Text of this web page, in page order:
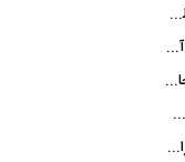
پایان تلخ جست‌وجو؛ پیکر ایلیا یاپیر، نابغه ۱۲ ساله لاهیجانی پیدا شد
تصادف مرگبار موتورسیکلت با نیسان در لوندویل آستارا/ انتقال مصدوم با اورژانس هوایی به رشت
ظرفیت ۵۰۰ هزار مرزنشین گیلان برای توسعه تجارت فعال می‌شود
یکی از شهدای حادثه تروریستی شادگان گیلانی است/ شهادت «سینا سیاه‌ نژاد» در درگیری با اشرار مسلح
آکادمی منتورشیپ در پارک علم و فناوری گیلان راه‌اندازی شد